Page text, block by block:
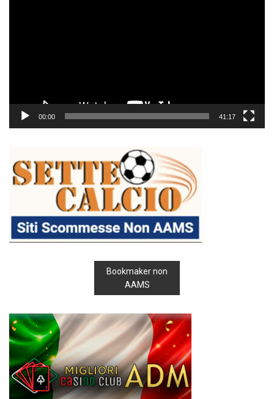
00:00 41:17
Bookmaker non
AAMS